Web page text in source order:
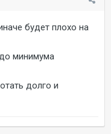
будет плохо на
минимума
долго и